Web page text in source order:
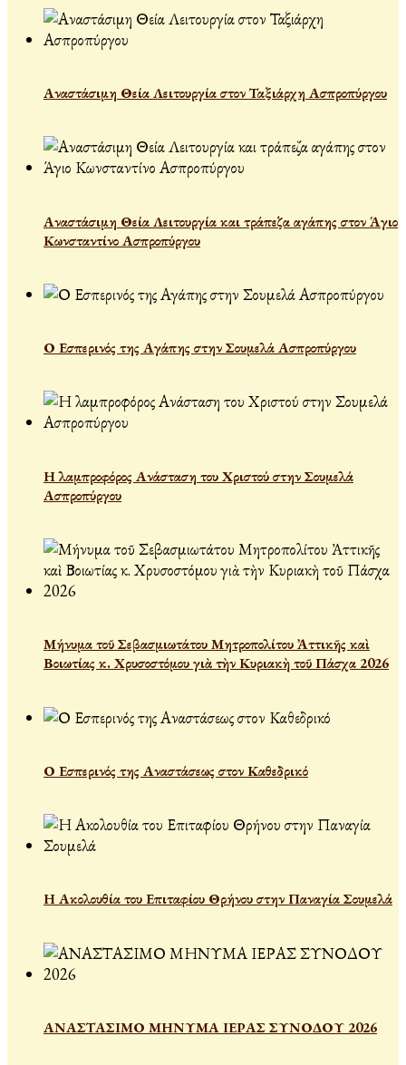
Αναστάσιμη Θεία Λειτουργία στον Ταξιάρχη Ασπροπύργου
Αναστάσιμη Θεία Λειτουργία και τράπεζα αγάπης στον Άγιο
Κωνσταντίνο Ασπροπύργου
Ο Εσπερινός της Αγάπης στην Σουμελά Ασπροπύργου
Η λαμπροφόρος Ανάσταση του Χριστού στην Σουμελά
Ασπροπύργου
Μήνυμα τοῦ Σεβασμιωτάτου Μητροπολίτου Ἀττικῆς καὶ
Βοιωτίας κ. Χρυσοστόμου γιὰ τὴν Κυριακὴ τοῦ Πάσχα 2026
Ο Εσπερινός της Αναστάσεως στον Καθεδρικό
Η Ακολουθία του Επιταφίου Θρήνου στην Παναγία Σουμελά
ΑΝΑΣΤΑΣΙΜΟ ΜΗΝΥΜΑ ΙΕΡΑΣ ΣΥΝΟΔΟΥ 2026